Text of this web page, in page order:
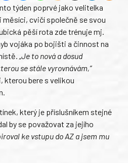
týden poprvé jako velitelka
měsíci, cvičí společně se svou
pěší rota zde trénuje mj.
vojáka po bojišti a činnost na
„Je to nová a dosud
se stále vyrovnávám,“
kterou bere s velikou
který je příslušníkem stejné
by se považovat za jejího
ke vstupu do AZ a jsem mu